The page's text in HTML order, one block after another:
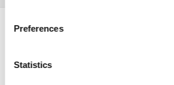
Preferences
Statistics